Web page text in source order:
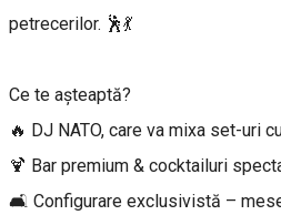
petrecerilor. 🕺💃
Ce te așteaptă?
🔥 DJ NATO, care va mixa set-uri
🍹 Bar premium & cocktailuri
🛋️ Configurare exclusivistă –